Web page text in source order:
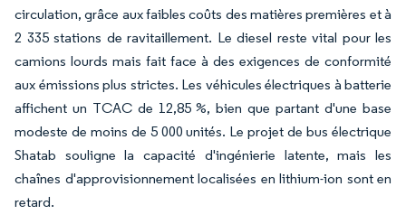
circulation, grâce aux faibles coûts des matières premières et à
2 335 stations de ravitaillement. Le diesel reste vital pour les
camions lourds mais fait face à des exigences de conformité
aux émissions plus strictes. Les véhicules électriques à batterie
affichent un TCAC de 12,85 %, bien que partant d'une base
modeste de moins de 5 000 unités. Le projet de bus électrique
Shatab souligne la capacité d'ingénierie latente, mais les
chaînes d'approvisionnement localisées en lithium-ion sont en
retard.